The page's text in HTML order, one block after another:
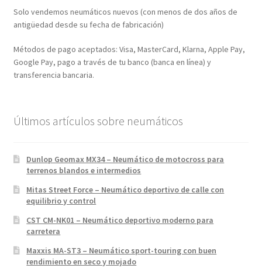
Solo vendemos neumáticos nuevos (con menos de dos años de
antigüedad desde su fecha de fabricación)
Métodos de pago aceptados: Visa, MasterCard, Klarna, Apple Pay,
Google Pay, pago a través de tu banco (banca en línea) y
transferencia bancaria.
Últimos artículos sobre neumáticos
Dunlop Geomax MX34 – Neumático de motocross para
terrenos blandos e intermedios
Mitas Street Force – Neumático deportivo de calle con
equilibrio y control
CST CM-NK01 – Neumático deportivo moderno para
carretera
Maxxis MA-ST3 – Neumático sport-touring con buen
rendimiento en seco y mojado